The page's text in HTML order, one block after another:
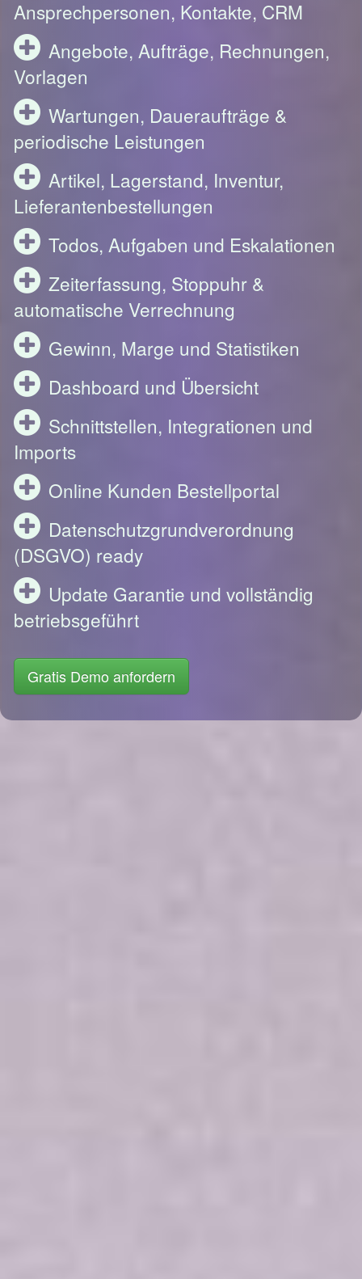
Ansprechpersonen, Kontakte, CRM
Angebote, Aufträge, Rechnungen,
Vorlagen
Wartungen, Daueraufträge &
periodische Leistungen
Artikel, Lagerstand, Inventur,
Lieferantenbestellungen
Todos, Aufgaben und Eskalationen
Zeiterfassung, Stoppuhr &
automatische Verrechnung
Gewinn, Marge und Statistiken
Dashboard und Übersicht
Schnittstellen, Integrationen und
Imports
Online Kunden Bestellportal
Datenschutzgrundverordnung
(DSGVO) ready
Update Garantie und vollständig
betriebsgeführt
Gratis Demo anfordern